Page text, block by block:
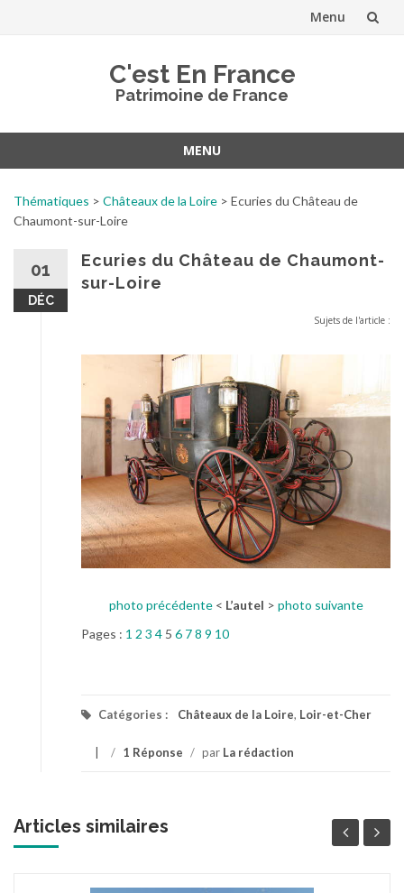
Menu
C'est En France
Patrimoine de France
MENU
contenu
Thématiques > Châteaux de la Loire > Ecuries du Château de
Chaumont-sur-Loire
01
DÉC
Ecuries du Château de Chaumont-
sur-Loire
Sujets de l'article :
photo précédente< L’autel > photo suivante
Pages : 1 2 3 4 5 6 78 9 10
Catégories : Châteaux de la Loire, Loir-et-Cher
/ 1 Réponse / par La rédaction
Articles similaires